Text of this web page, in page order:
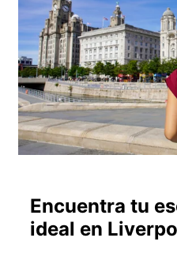
Encuentra tu
ideal en